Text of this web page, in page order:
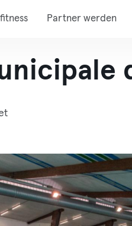
Partner werden